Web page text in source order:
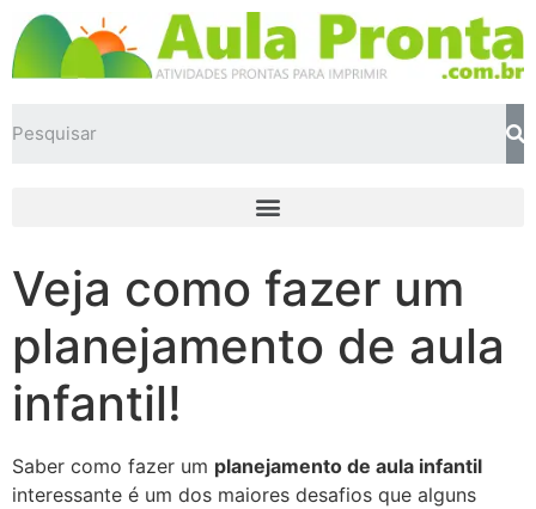
Veja como fazer um
planejamento de aula
infantil!
Saber como fazer um planejamento de aula infantil
interessante é um dos maiores desafios que alguns